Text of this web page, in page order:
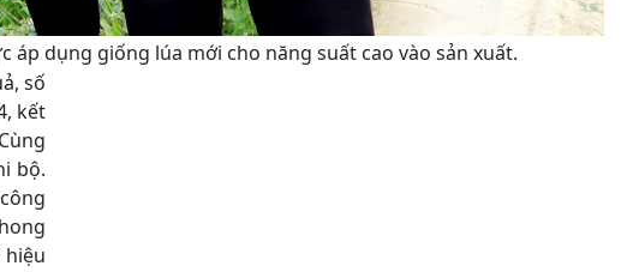
dụng giống lúa mới cho năng suất cao vào sản xuất.
số
kết
bộ.